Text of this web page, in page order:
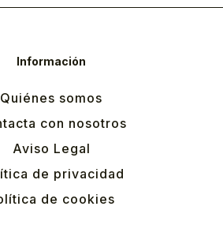
Información
Quiénes somos
con nosotros
Aviso Legal
de privacidad
de cookies